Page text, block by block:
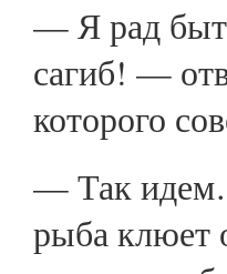
— Я рад
сагиб! —
которого
— Так
рыба клюет